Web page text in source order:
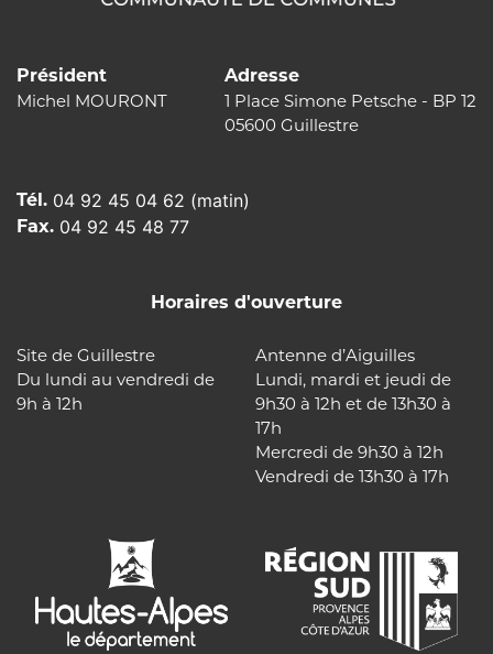
Président
Michel MOURONT
Adresse
1 Place Simone Petsche - BP 12
05600 Guillestre
Tél. 04 92 45 04 62 (matin)
Fax. 04 92 45 48 77
Horaires d'ouverture
Site de Guillestre
Du lundi au vendredi de
9h à 12h
Antenne d’Aiguilles
Lundi, mardi et jeudi de
9h30 à 12h et de 13h30 à
17h
Mercredi de 9h30 à 12h
Vendredi de 13h30 à 17h